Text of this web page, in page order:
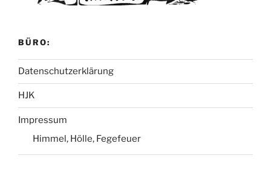
BÜRO:
Datenschutzerklärung
HJK
Impressum
Himmel, Hölle, Fegefeuer